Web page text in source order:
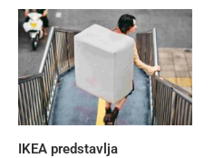
IKEA predstavlja